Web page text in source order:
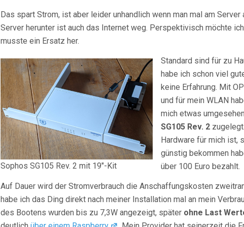
Das spart Strom, ist aber leider unhandlich wenn man mal am Server
Server herunter ist auch das Internet weg. Perspektivisch möchte
musste ein Ersatz her.
Sophos SG105 Rev. 2 mit 19″-Kit
Standard sind für zu
habe ich schon viel
keine Erfahrung. Mit
und für mein WLAN
mich etwas
SG105 Rev. 2
Hardware für mich ist,
günstig bekommen
über 100 Euro bezahlt.
Auf Dauer wird der Stromverbrauch die Anschaffungskosten
habe ich das Ding direkt nach meiner Installation mal an mein
des Bootens wurden bis zu 7,3W angezeigt, später ohne Last